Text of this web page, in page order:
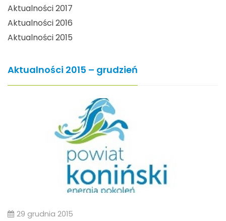
Aktualności 2017
Aktualności 2016
Aktualności 2015
Aktualności 2015 – grudzień
29 grudnia 2015